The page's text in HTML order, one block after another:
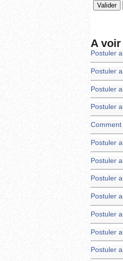
A
Postuler
Postuler
Postuler
Postuler
Postuler
Postuler
Postuler
Postuler
Postuler
Postuler
Postuler